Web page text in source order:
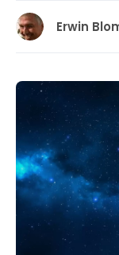
Erwin